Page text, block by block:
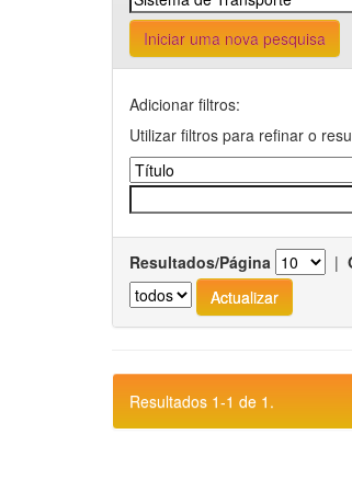
Iniciar uma nova pesquisa
Adicionar filtros:
Utilizar filtros para refinar o
Resultados/Página |
Resultados 1-1 de 1.